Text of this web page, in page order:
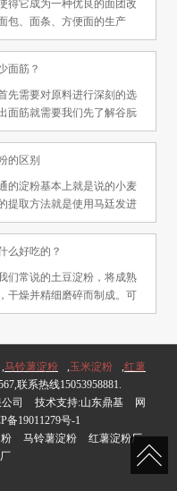
得它成为一种优良的面团改
包、面条、方便面的生产
品的保水剂，同时也是高档
效方法。
面筋？
先需要对原料进行深刻的选
面筋就需要我们先了解谷朊
家并不少，可是一家值得信
责任的厂家，才能选购到放
筋。
的区别
的淀粉基本上就是说的小麦
提取方法就是使用马廷发进
淀粉，过去使用的是发酵
细胞被溶解而淀粉容易分
加工和小麦淀粉的加工就有
么好吃的？
们常说的土豆淀粉，将成熟
干燥并精细磨碎而制成。可
，也可以直接用来制作各种
就为您详细的介绍下马铃薯
美食？
,马铃薯淀粉 ,玉米淀粉 ,红薯
联系热线15053958881.
司 技术支持:山东鼎基
网
备19011279号-1
马铃薯淀粉
红薯淀粉厂